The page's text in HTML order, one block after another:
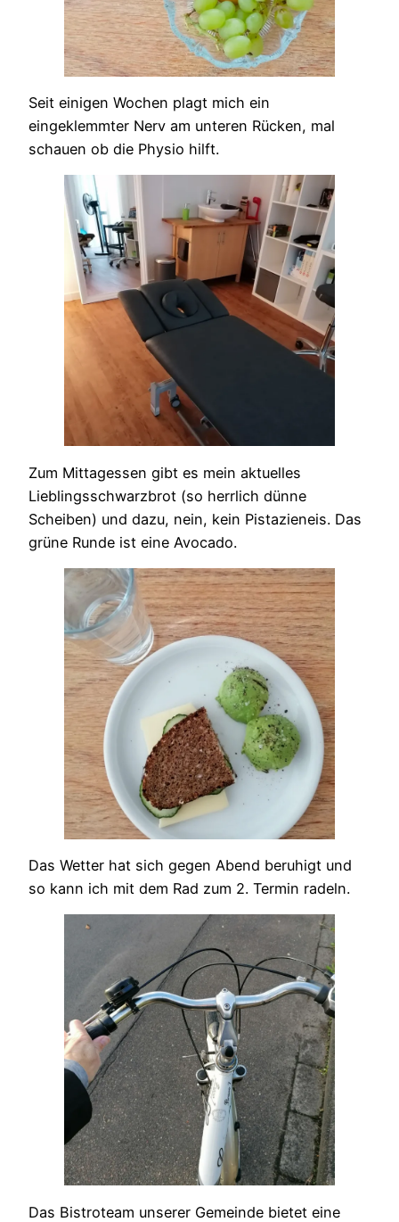
Seit einigen Wochen plagt mich ein
eingeklemmter Nerv am unteren Rücken, mal
schauen ob die Physio hilft.
Zum Mittagessen gibt es mein aktuelles
Lieblingsschwarzbrot (so herrlich dünne
Scheiben) und dazu, nein, kein Pistazieneis. Das
grüne Runde ist eine Avocado.
Das Wetter hat sich gegen Abend beruhigt und
so kann ich mit dem Rad zum 2. Termin radeln.
Das Bistroteam unserer Gemeinde bietet eine